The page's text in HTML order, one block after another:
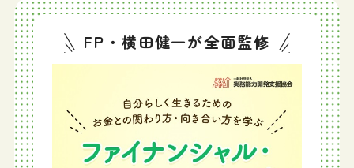
FP・横田健一が全面監修